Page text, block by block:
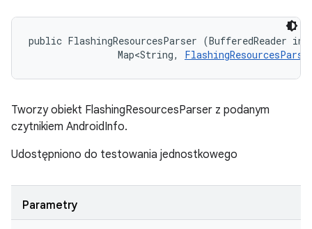
public FlashingResourcesParser (BufferedReader
                Map<String,
Tworzy obiekt FlashingResourcesParser z podanym
czytnikiem AndroidInfo.
Udostępniono do testowania jednostkowego
Parametry